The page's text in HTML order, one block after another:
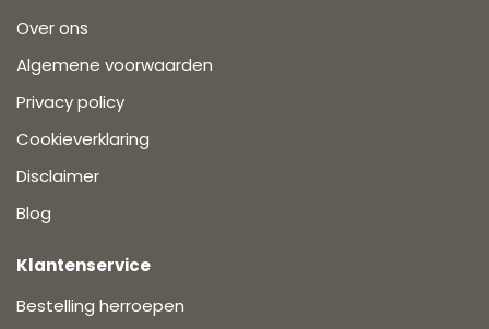
Over ons
Algemene voorwaarden
Privacy policy
Cookieverklaring
Disclaimer
Blog
Klantenservice
Bestelling herroepen